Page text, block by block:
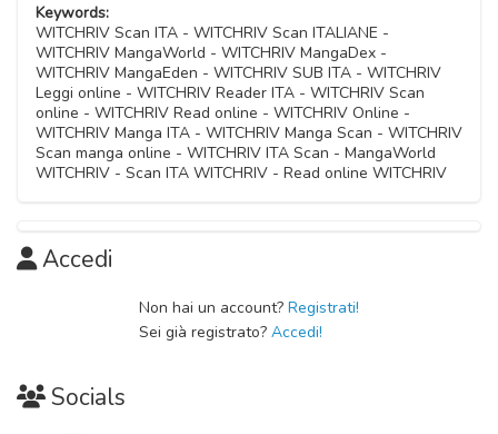
Capitolo 02
11 Novembre 2025
Capitolo 01
11 Novembre 2025
Keywords:
WITCHRIV Scan ITA - WITCHRIV Scan ITALIANE -
WITCHRIV MangaWorld - WITCHRIV MangaDex -
WITCHRIV MangaEden - WITCHRIV SUB ITA - WITCHRIV
Leggi online - WITCHRIV Reader ITA - WITCHRIV Scan
online - WITCHRIV Read online - WITCHRIV Online -
WITCHRIV Manga ITA - WITCHRIV Manga Scan - WITCHRIV
Scan manga online - WITCHRIV ITA Scan - MangaWorld
WITCHRIV - Scan ITA WITCHRIV - Read online WITCHRIV
Accedi
Non hai un account? Registrati!
Sei già registrato? Accedi!
Socials